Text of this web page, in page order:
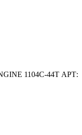
1104C-44T АРТ: